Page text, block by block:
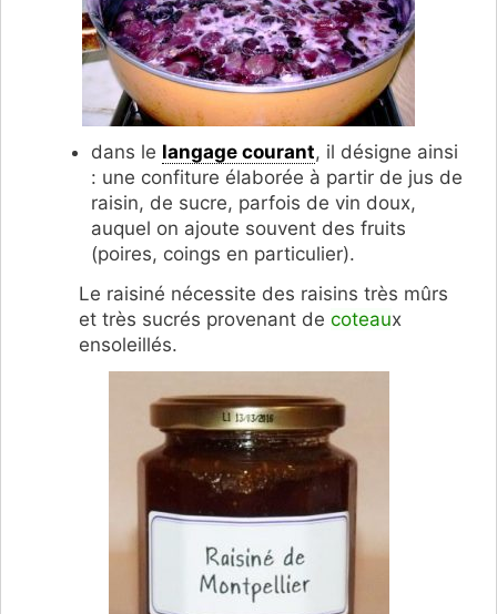
dans le langage courant, il désigne ainsi
: une confiture élaborée à partir de jus de
raisin, de sucre, parfois de vin doux,
auquel on ajoute souvent des fruits
(poires, coings en particulier).
Le raisiné nécessite des raisins très mûrs
et très sucrés provenant de coteaux
ensoleillés.